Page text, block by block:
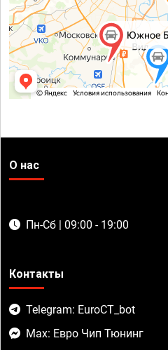
О нас
Пн-Сб | 09:00 - 19:00
Контакты
Telegram: EuroCT_bot
Max: Евро Чип Тюнинг